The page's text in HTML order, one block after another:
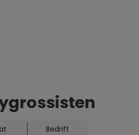
Bedrift